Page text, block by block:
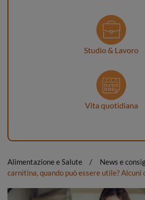
Studio & Lavoro
Vita quotidiana
Alimentazione e Salute News e
carnitina, quando può essere utile? Alcuni